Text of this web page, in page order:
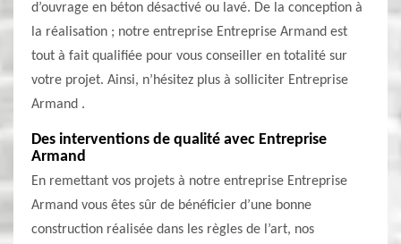
d’ouvrage en béton désactivé ou lavé. De la conception à
la réalisation ; notre entreprise Entreprise Armand est
tout à fait qualifiée pour vous conseiller en totalité sur
votre projet. Ainsi, n’hésitez plus à solliciter Entreprise
Armand .
Des interventions de qualité avec Entreprise
Armand
En remettant vos projets à notre entreprise Entreprise
Armand vous êtes sûr de bénéficier d’une bonne
construction réalisée dans les règles de l’art, nos